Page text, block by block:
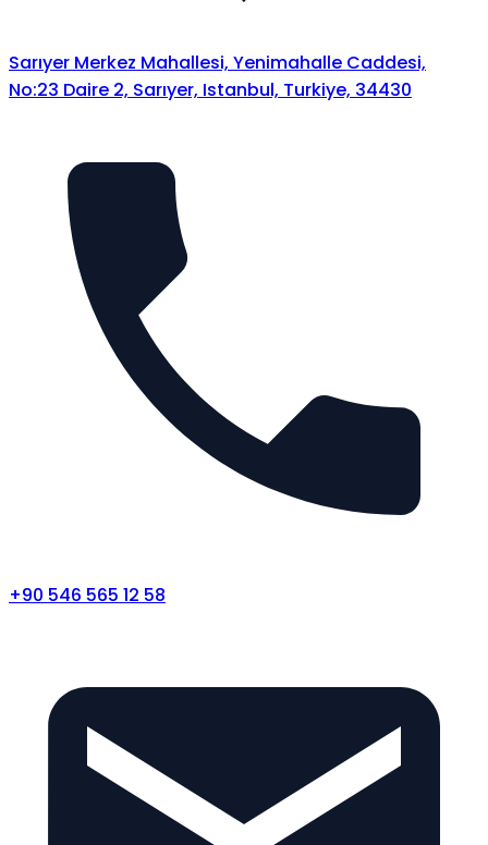
Sarıyer Merkez Mahallesi, Yenimahalle Caddesi,
No:23 Daire 2, Sarıyer, Istanbul, Turkiye, 34430
+90 546 565 12 58